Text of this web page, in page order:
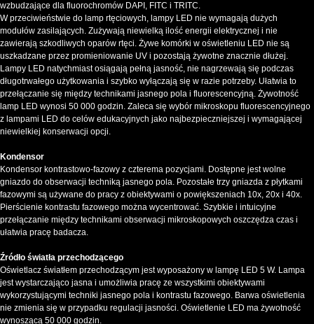
wzbudzające dla fluorochromów DAPI, FITC i TRITC.
W przeciwieństwie do lamp rtęciowych, lampy LED nie wymagają dużych
modułów zasilających. Zużywają niewielką ilość energii elektrycznej i nie
zawierają szkodliwych oparów rtęci. Żywe komórki w oświetleniu LED nie są
uszkadzane przez promieniowanie UV i pozostają żywotne znacznie dłużej.
Lampy LED natychmiast osiągają pełną jasność, nie nagrzewają się podczas
długotrwałego użytkowania i szybko wyłączają się w razie potrzeby. Ułatwia to
przełączanie się między technikami jasnego pola i fluorescencyjną. Żywotność
lamp LED wynosi 50 000 godzin. Zaleca się wybór mikroskopu fluorescencyjnego
z lampami LED do celów edukacyjnych jako najbezpieczniejszej i wymagającej
niewielkiej konserwacji opcji.
Kondensor
Kondensor kontrastowo-fazowy z czterema pozycjami. Dostępne jest wolne
gniazdo do obserwacji techniką jasnego pola. Pozostałe trzy gniazda z płytkami
fazowymi są używane do pracy z obiektywami o powiększeniach 10x, 20x i 40x.
Pierścienie kontrastu fazowego można wycentrować. Szybkie i intuicyjne
przełączanie między technikami obserwacji mikroskopowych oszczędza czas i
ułatwia pracę badacza.
Źródło światła przechodzącego
Oświetlacz światłem przechodzącym jest wyposażony w lampę LED 5 W. Lampa
jest wystarczająco jasna i umożliwia pracę ze wszystkimi obiektywami
wykorzystującymi techniki jasnego pola i kontrastu fazowego. Barwa oświetlenia
nie zmienia się w przypadku regulacji jasności. Oświetlenie LED ma żywotność
wynoszącą 50 000 godzin.